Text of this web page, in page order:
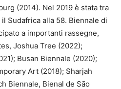
(2014). Nel 2019 è stata tra
Sudafrica alla 58. Biennale di
a importanti rassegne,
Joshua Tree (2022);
Busan Biennale (2020);
Art (2018); Sharjah
Biennale, Bienal de São